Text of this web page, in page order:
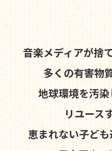
音楽メディアが捨
多くの有害物
地球環境を汚
リユース
恵まれない子ども